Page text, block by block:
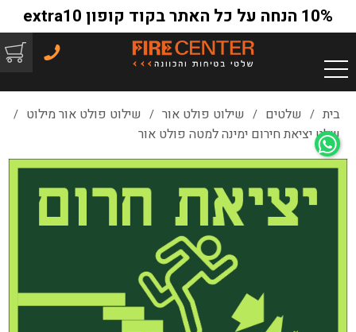
10% הנחה על כל האתר בקוד קופון extra10
בית / שלטים / שילוט פולט אור / שילוט פולט אור מילוט /
שלט יציאת חירום ימינה למטה פולט אור